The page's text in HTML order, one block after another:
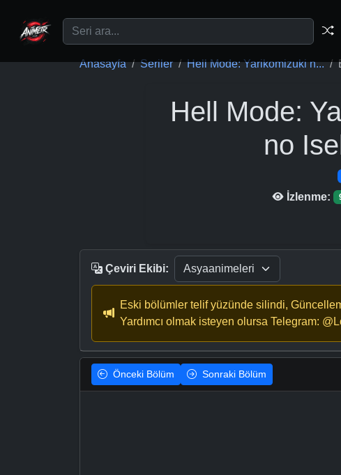
Anasayfa Seriler Hell Mode: Yarikomizuki n...
Hell Mode:
no
İzlenme:
Çeviri Ekibi:
Eski bölümler telif yüzünde silindi,
Yardımcı olmak isteyen olursa Telegram:
Önceki Bölüm Sonraki Bölüm